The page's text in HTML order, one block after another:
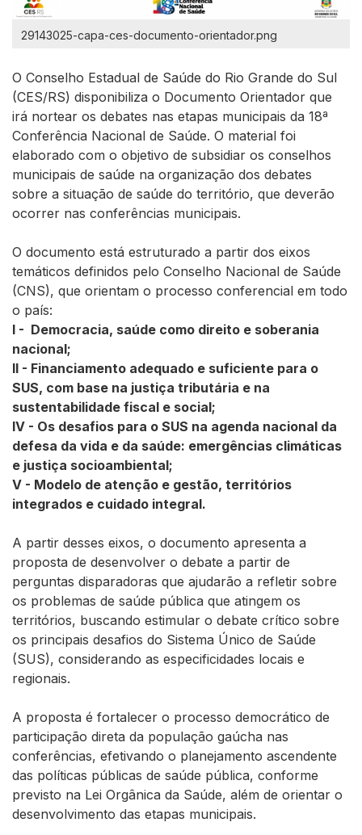
29143025-capa-ces-documento-orientador.png
O Conselho Estadual de Saúde do Rio Grande do Sul
(CES/RS) disponibiliza o Documento Orientador que
irá nortear os debates nas etapas municipais da 18ª
Conferência Nacional de Saúde. O material foi
elaborado com o objetivo de subsidiar os conselhos
municipais de saúde na organização dos debates
sobre a situação de saúde do território, que deverão
ocorrer nas conferências municipais.
O documento está estruturado a partir dos eixos
temáticos definidos pelo Conselho Nacional de Saúde
(CNS), que orientam o processo conferencial em todo
o país:
I - Democracia, saúde como direito e soberania
nacional;
II - Financiamento adequado e suficiente para o
SUS, com base na justiça tributária e na
sustentabilidade fiscal e social;
IV - Os desafios para o SUS na agenda nacional da
defesa da vida e da saúde: emergências climáticas
e justiça socioambiental;
V - Modelo de atenção e gestão, territórios
integrados e cuidado integral.
A partir desses eixos, o documento apresenta a
proposta de desenvolver o debate a partir de
perguntas disparadoras que ajudarão a refletir sobre
os problemas de saúde pública que atingem os
territórios, buscando estimular o debate crítico sobre
os principais desafios do Sistema Único de Saúde
(SUS), considerando as especificidades locais e
regionais.
A proposta é fortalecer o processo democrático de
participação direta da população gaúcha nas
conferências, efetivando o planejamento ascendente
das políticas públicas de saúde pública, conforme
previsto na Lei Orgânica da Saúde, além de orientar o
desenvolvimento das etapas municipais.